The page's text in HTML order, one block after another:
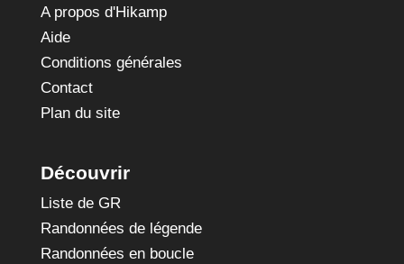
A propos d'Hikamp
Aide
Conditions générales
Contact
Plan du site
Découvrir
Liste de GR
Randonnées de légende
Randonnées en boucle